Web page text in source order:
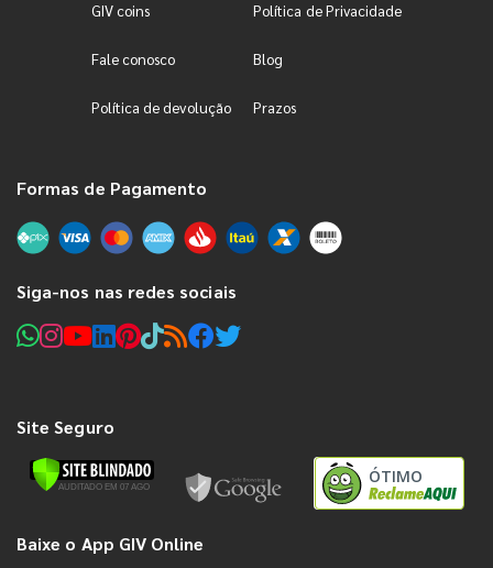
GIV coins Política de Privacidade
Fale conosco Blog
Política de devolução Prazos
Formas de Pagamento
Siga-nos nas redes sociais
Site Seguro
ÓTIMO
Baixe o App GIV Online